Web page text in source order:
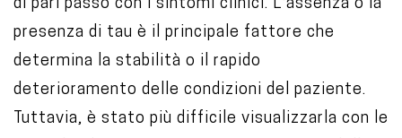
di pari passo con i sintomi clinici. L'assenza o la
presenza di tau è il principale fattore che
determina la stabilità o il rapido
deterioramento delle condizioni del paziente.
Tuttavia, è stato più difficile visualizzarla con le